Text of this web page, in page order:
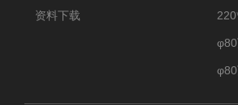
资料下载